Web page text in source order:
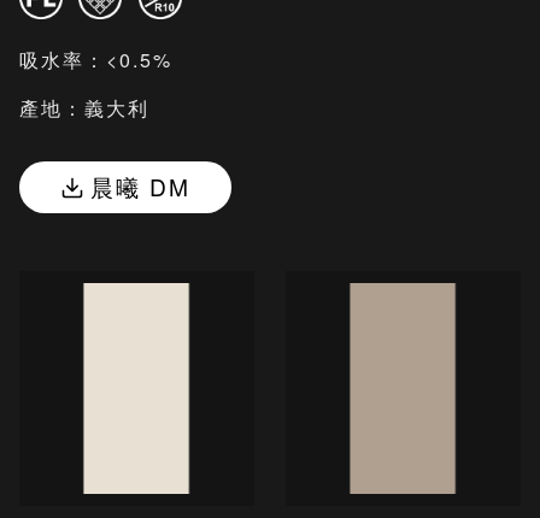
吸水率：<0.5%
產地：義大利
晨曦 DM